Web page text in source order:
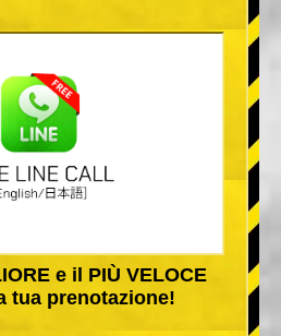
e il PIÙ VELOCE
tua prenotazione!